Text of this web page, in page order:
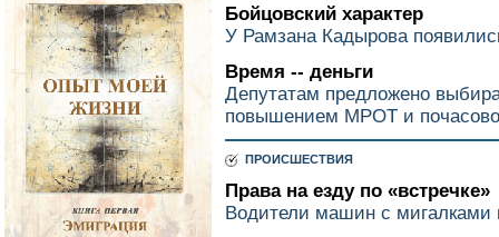
Бойцовский характер
У Рамзана Кадырова
Время -- деньги
Депутатам предложено
повышением МРОТ и
ПРОИСШЕСТВИЯ
Права на езду по «встречке»
Водители машин с мигалками